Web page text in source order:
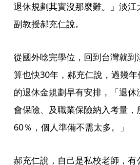
退休規劃其實沒那麼難。」淡
副教授郝充仁說。
從國外唸完學位，回到台灣就
算也快30年，郝充仁說，過幾
的退休金規劃早有安排，「退
會保險、及職業保險納入考量，
60％，個人準備不需太多。」
郝充仁說，自己是私校老師，